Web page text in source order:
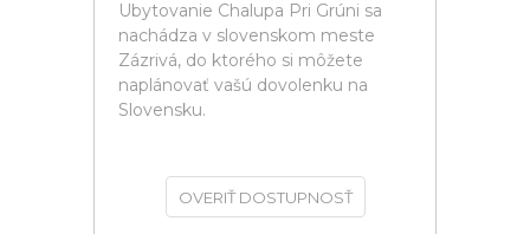
Ubytovanie Chalupa Pri Grúni sa
nachádza v slovenskom meste
Zázrivá, do ktorého si môžete
naplánovať vašú dovolenku na
Slovensku.
OVERIŤ DOSTUPNOSŤ